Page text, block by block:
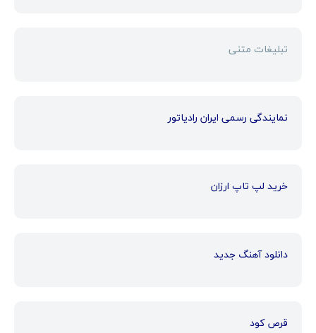
تبلیغات متنی
نمایندگی رسمی ایران رادیاتور
خرید لپ تاپ ارزان
دانلود آهنگ جدید
قرص کود